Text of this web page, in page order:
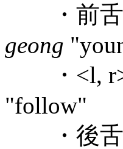
・前舌
geong
・<l, r>
"follow"
・後舌